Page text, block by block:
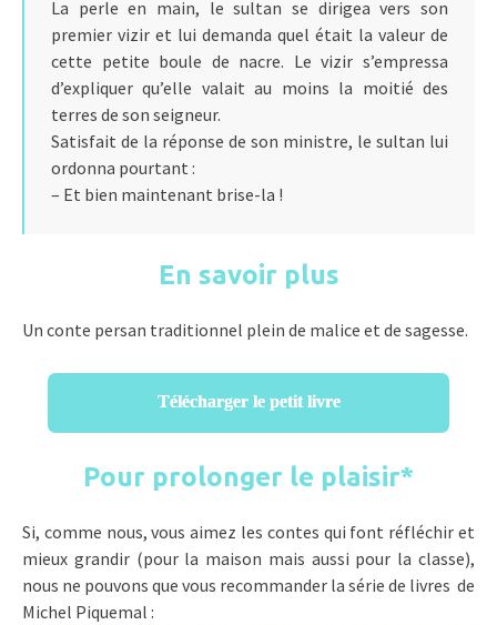
La perle en main, le sultan se dirigea vers son
premier vizir et lui demanda quel était la valeur de
cette petite boule de nacre. Le vizir s’empressa
d’expliquer qu’elle valait au moins la moitié des
terres de son seigneur.
Satisfait de la réponse de son ministre, le sultan lui
ordonna pourtant :
– Et bien maintenant brise-la !
En savoir plus
Un conte persan traditionnel plein de malice et de sagesse.
Télécharger le petit livre
Pour prolonger le plaisir*
Si, comme nous, vous aimez les contes qui font réfléchir et
mieux grandir (pour la maison mais aussi pour la classe),
nous ne pouvons que vous recommander la série de livres de
Michel Piquemal :